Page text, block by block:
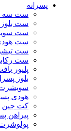
پسرانه
ست سه
ست بلوز
ست
ست
ست
ست
پلیور
بلوز
سویشرت
هودی
کت جین
پیراهن